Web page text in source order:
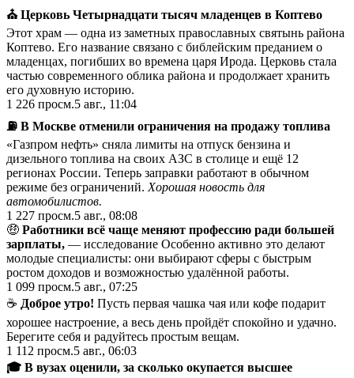
⛪️ Церковь Четырнадцати тысяч младенцев в Коптево
Этот храм — одна из заметных православных святынь района
Коптево. Его название связано с библейским преданием о
младенцах, погибших во времена царя Ирода. Церковь стала
частью современного облика района и продолжает хранить
его духовную историю.
1 226 просм.5 авг., 11:04
⛽️ В Москве отменили ограничения на продажу топлива
«Газпром нефть» сняла лимиты на отпуск бензина и
дизельного топлива на своих АЗС в столице и ещё 12
регионах России. Теперь заправки работают в обычном
режиме без ограничений. Хорошая новость для
автомобилистов.
1 227 просм.5 авг., 08:08
🤑 Работники всё чаще меняют профессию ради большей
зарплаты, — исследование Особенно активно это делают
молодые специалисты: они выбирают сферы с быстрым
ростом доходов и возможностью удалённой работы.
1 099 просм.5 авг., 07:25
☕ Доброе утро! Пусть первая чашка чая или кофе подарит
хорошее настроение, а весь день пройдёт спокойно и удачно.
Берегите себя и радуйтесь простым вещам.
1 112 просм.5 авг., 06:03
🎓 В вузах оценили, за сколько окупается высшее